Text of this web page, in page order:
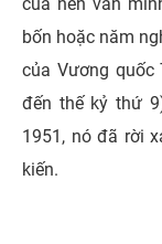
bốn hoặc năm
của Vương
đến thế kỷ thứ
1951, nó đã rời
kiến.